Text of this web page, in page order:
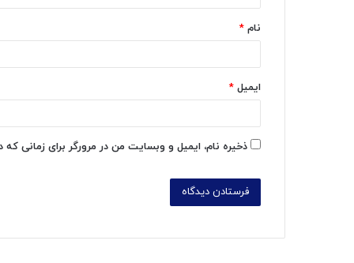
*
نام *
ایمیل *
ذخیره نام، ایمیل و وبسایت من در مرورگر برای زمانی